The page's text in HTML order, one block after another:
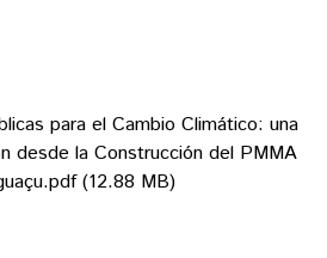
para el Cambio Climático: una
desde la Construcción del PMMA
(12.88 MB)